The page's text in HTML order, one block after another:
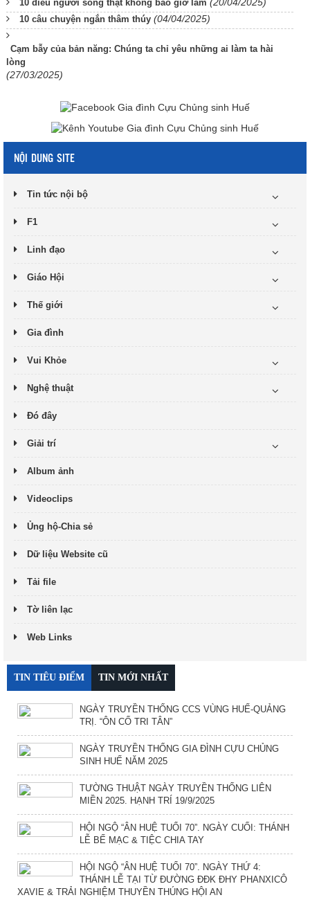
10 điều người sống thật không bao giờ làm
10 câu chuyện ngắn thâm thúy (04/04/2025)
Cạm bẫy của bản năng: Chúng ta chỉ yêu những ai làm ta hài
lòng
(27/03/2025)
NỘI DUNG SITE
Tin tức nội bộ
F1
Linh đạo
Giáo Hội
Thế giới
Gia đình
Vui Khỏe
Nghệ thuật
Đó đây
Giải trí
Album ảnh
Videoclips
Ủng hộ-Chia sẻ
Dữ liệu Website cũ
Tải file
Tờ liên lạc
Web Links
TIN TIÊU ĐIỂM TIN MỚI NHẤT
NGÀY TRUYỀN THỐNG CCS VÙNG HUẾ-QUẢNG
TRỊ. “ÔN CỐ TRI TÂN”
NGÀY TRUYỀN THỐNG GIA ĐÌNH CỰU CHỦNG
SINH HUẾ NĂM 2025
TƯỜNG THUẬT NGÀY TRUYỀN THỐNG LIÊN
MIỀN 2025. HẠNH TRÍ 19/9/2025
HỘI NGỘ “ÂN HUỆ TUỔI 70”. NGÀY CUỐI: THÁNH
LỄ BẾ MẠC & TIỆC CHIA TAY
HỘI NGỘ “ÂN HUỆ TUỔI 70”. NGÀY THỨ 4:
THÁNH LỄ TẠI TỪ ĐƯỜNG ĐĐK ĐHY PHANXICÔ
XAVIE & TRẢI NGHIỆM THUYỀN THÚNG HỘI AN